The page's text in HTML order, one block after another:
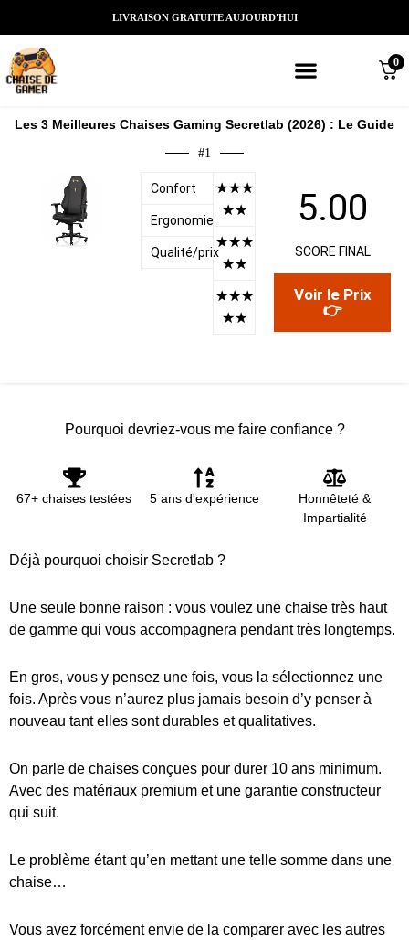
LIVRAISON GRATUITE AUJOURD'HUI
0
Les 3 Meilleures Chaises Gaming Secretlab (2026) : Le Guide
#1
Confort
Ergonomie
Qualité/prix
☆☆☆
☆☆
☆☆☆
☆☆
☆☆☆
☆☆
5.00
SCORE FINAL
Voir le Prix
👉
Pourquoi devriez-vous me faire confiance ?
67+ chaises testées 5 ans d'expérience
Honnêteté &
Impartialité
Déjà pourquoi choisir Secretlab ?
Une seule bonne raison : vous voulez une chaise très haut
de gamme qui vous accompagnera pendant très longtemps.
En gros, vous y pensez une fois, vous la sélectionnez une
fois. Après vous n’aurez plus jamais besoin d’y penser à
nouveau tant elles sont durables et qualitatives.
On parle de chaises conçues pour durer 10 ans minimum.
Avec des matériaux premium et une garantie constructeur
qui suit.
Le problème étant qu’en mettant une telle somme dans une
chaise…
Vous avez forcément envie de la comparer avec les autres